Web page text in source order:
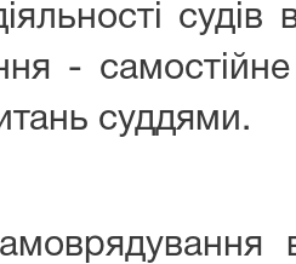
судів
-
суддями.